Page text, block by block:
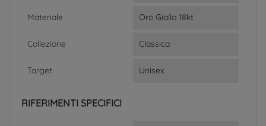
Materiale Oro Giallo 18kt
Collezione Classica
Target Unisex
RIFERIMENTI SPECIFICI